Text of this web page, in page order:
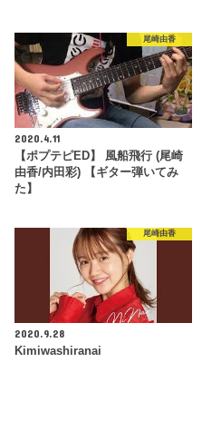
尾崎由香
2020.4.11
【ポプテピED】 風船飛行 (尾崎
由香/内田彩) 【ギター弾いてみ
た】
尾崎由香
2020.9.28
Kimiwashiranai